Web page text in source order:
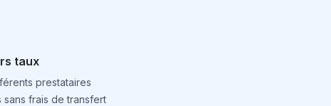
taux
prestataires
frais de transfert